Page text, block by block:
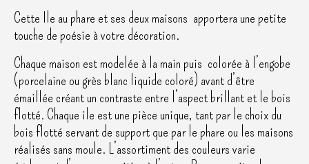
Cette Ile au phare et ses deux maisons apportera une petite
touche de poésie à votre décoration.
Chaque maison est modelée à la main puis colorée à l’engobe
(porcelaine ou grès blanc liquide coloré) avant d’être
émaillée créant un contraste entre l’aspect brillant et le bois
flotté. Chaque ile est une pièce unique, tant par le choix du
bois flotté servant de support que par le phare ou les maisons
réalisés sans moule. L’assortiment des couleurs varie